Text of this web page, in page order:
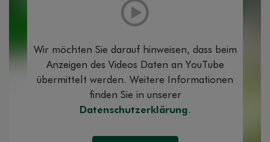
Wir möchten Sie darauf hinweisen, dass beim
Anzeigen des Videos Daten an YouTube
übermittelt werden. Weitere Informationen
finden Sie in unserer
Datenschutzerklärung.